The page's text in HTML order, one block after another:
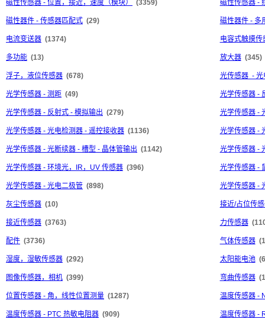
磁性传感器 - 位置，接近，速度（模块） (3359) 磁性传感器 -
磁性器件 - 传感器匹配式 (29) 磁性器件 - 多
电流变送器 (1374) 电容式触摸传
多功能 (13) 放大器 (345)
浮子，液位传感器 (678) 光传感器 - 光
光学传感器 - 测距 (49) 光学传感器 -
光学传感器 - 反射式 - 模拟输出 (279) 光学传感器 -
光学传感器 - 光电检测器 - 遥控接收器 (1136) 光学传感器 -
光学传感器 - 光断续器 - 槽型 - 晶体管输出 (1142) 光学传感器 -
光学传感器 - 环境光，IR，UV 传感器 (396) 光学传感器 -
光学传感器 - 光电二极管 (898) 光学传感器 -
灰尘传感器 (10) 接近/占位传
接近传感器 (3763) 力传感器
配件 (3736) 气体传感器
湿度，湿敏传感器 (292) 太阳能电池
图像传感器，相机 (399) 弯曲传感器
位置传感器 - 角，线性位置测量 (1287) 温度传感器 -
温度传感器 - PTC 热敏电阻器 (909) 温度传感器 -